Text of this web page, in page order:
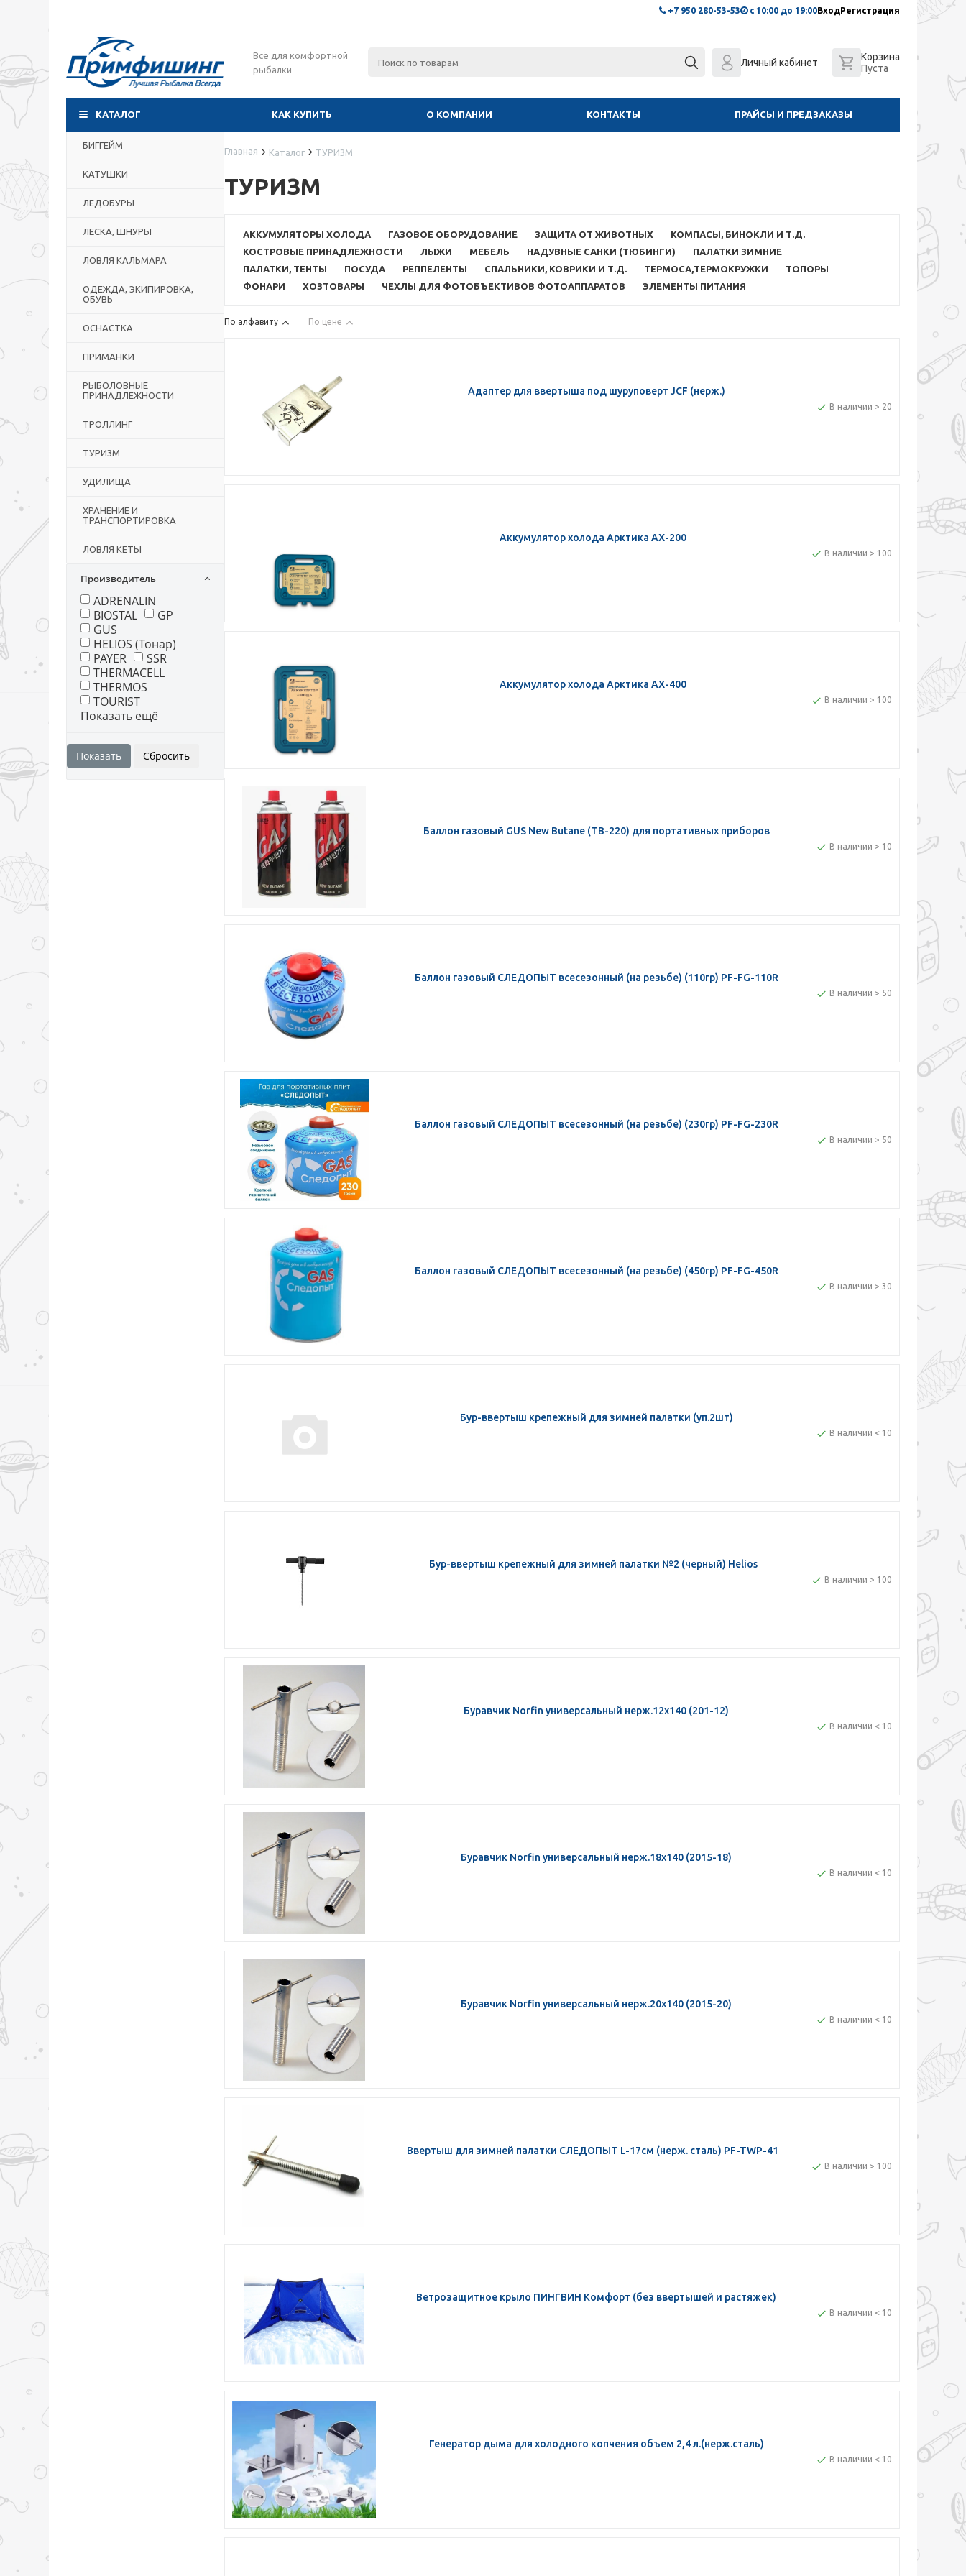
+7 950 280-53-53 с 10:00 до 19:00ВходРегистрация
Всё для комфортной
рыбалки
Личный кабинет
Корзина
Пуста
КАТАЛОГ КАК КУПИТЬ О КОМПАНИИ КОНТАКТЫ ПРАЙСЫ И ПРЕДЗАКАЗЫ
БИГГЕЙМ
КАТУШКИ
ЛЕДОБУРЫ
ЛЕСКА, ШНУРЫ
ЛОВЛЯ КАЛЬМАРА
ОДЕЖДА, ЭКИПИРОВКА,
ОБУВЬ
ОСНАСТКА
ПРИМАНКИ
РЫБОЛОВНЫЕ
ПРИНАДЛЕЖНОСТИ
ТРОЛЛИНГ
ТУРИЗМ
УДИЛИЩА
ХРАНЕНИЕ И
ТРАНСПОРТИРОВКА
ЛОВЛЯ КЕТЫ
Производитель
ADRENALIN
BIOSTAL
GP
GUS
HELIOS (Тонар)
PAYER
SSR
THERMACELL
THERMOS
TOURIST
Показать ещё
Главная Каталог ТУРИЗМ
ТУРИЗМ
АККУМУЛЯТОРЫ ХОЛОДА ГАЗОВОЕ ОБОРУДОВАНИЕ ЗАЩИТА ОТ ЖИВОТНЫХ
КОМПАСЫ, БИНОКЛИ И Т.Д.
КОСТРОВЫЕ ПРИНАДЛЕЖНОСТИ
ЛЫЖИ МЕБЕЛЬ НАДУВНЫЕ САНКИ (ТЮБИНГИ)
ПАЛАТКИ ЗИМНИЕ
ПАЛАТКИ, ТЕНТЫ
ПОСУДА РЕППЕЛЕНТЫ СПАЛЬНИКИ, КОВРИКИ И Т.Д. ТЕРМОСА,ТЕРМОКРУЖКИ
ТОПОРЫ
ФОНАРИ
ХОЗТОВАРЫ ЧЕХЛЫ ДЛЯ ФОТОБЪЕКТИВОВ ФОТОАППАРАТОВ ЭЛЕМЕНТЫ ПИТАНИЯ
По алфавиту По цене
Адаптер для ввертыша под шуруповерт JCF (нерж.)
В наличии > 20
Аккумулятор холода Арктика AX-200
В наличии > 100
Аккумулятор холода Арктика AX-400
В наличии > 100
Баллон газовый GUS New Butane (ТВ-220) для портативных приборов
В наличии > 10
Баллон газовый СЛЕДОПЫТ всесезонный (на резьбе) (110гр) PF-FG-110R
В наличии > 50
Баллон газовый СЛЕДОПЫТ всесезонный (на резьбе) (230гр) PF-FG-230R
В наличии > 50
Баллон газовый СЛЕДОПЫТ всесезонный (на резьбе) (450гр) PF-FG-450R
В наличии > 30
Бур-ввертыш крепежный для зимней палатки (уп.2шт)
В наличии < 10
Бур-ввертыш крепежный для зимней палатки №2 (черный) Helios
В наличии > 100
Буравчик Norfin универсальный нерж.12х140 (201-12)
В наличии < 10
Буравчик Norfin универсальный нерж.18х140 (2015-18)
В наличии < 10
Буравчик Norfin универсальный нерж.20х140 (2015-20)
В наличии < 10
Ввертыш для зимней палатки СЛЕДОПЫТ L-17см (нерж. сталь) PF-TWP-41
В наличии > 100
Ветрозащитное крыло ПИНГВИН Комфорт (без ввертышей и растяжек)
В наличии < 10
Генератор дыма для холодного копчения объем 2,4 л.(нерж.сталь)
В наличии < 10